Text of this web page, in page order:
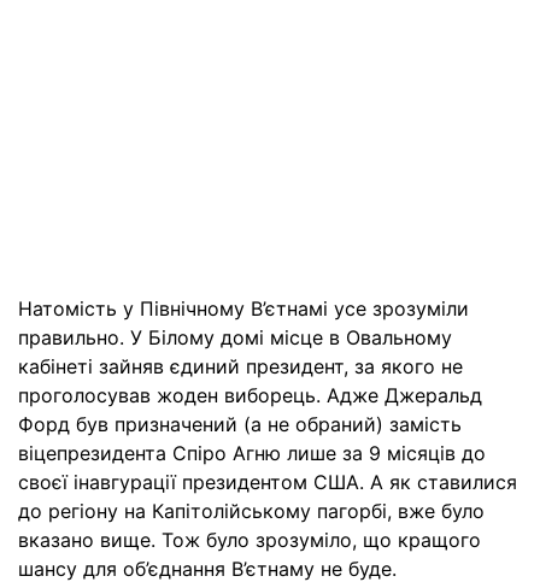
Натомість у Північному В’єтнамі усе зрозуміли
правильно. У Білому домі місце в Овальному
кабінеті зайняв єдиний президент, за якого не
проголосував жоден виборець. Адже Джеральд
Форд був призначений (а не обраний) замість
віцепрезидента Спіро Агню лише за 9 місяців до
своєї інавгурації президентом США. А як ставилися
до регіону на Капітолійському пагорбі, вже було
вказано вище. Тож було зрозуміло, що кращого
шансу для об’єднання В’єтнаму не буде.